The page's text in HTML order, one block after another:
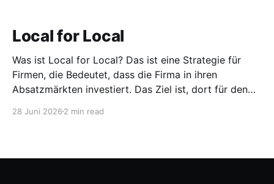
Local for Local
Was ist Local for Local? Das ist eine Strategie für
Firmen, die Bedeutet, dass die Firma in ihren
Absatzmärkten investiert. Das Ziel ist, dort für den
entwickeln. Diese Strategie ist von Toyota bekannt,
28 Juni 2026 2 min read